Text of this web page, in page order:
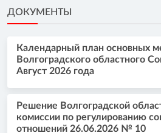
ДОКУМЕНТЫ
Календарный план основных
Волгоградского областного
Август 2026 года
Решение Волгоградской
комиссии по регулированию
отношений 26.06.2026 № 10